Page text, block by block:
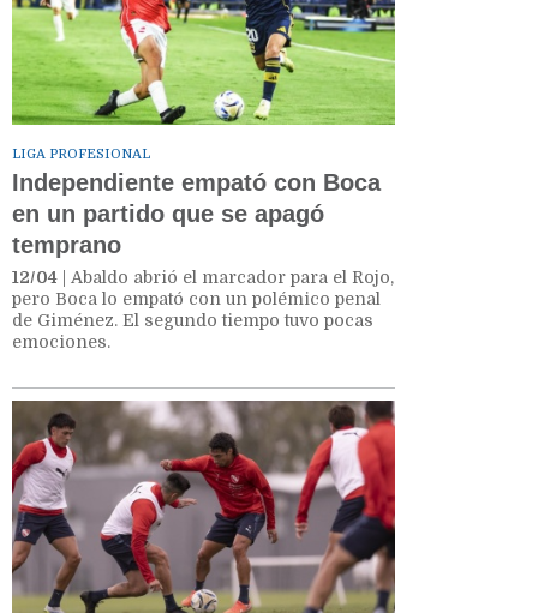
LIGA PROFESIONAL
Independiente empató con Boca
en un partido que se apagó
temprano
12/04 | Abaldo abrió el marcador para el Rojo,
pero Boca lo empató con un polémico penal
de Giménez. El segundo tiempo tuvo pocas
emociones.